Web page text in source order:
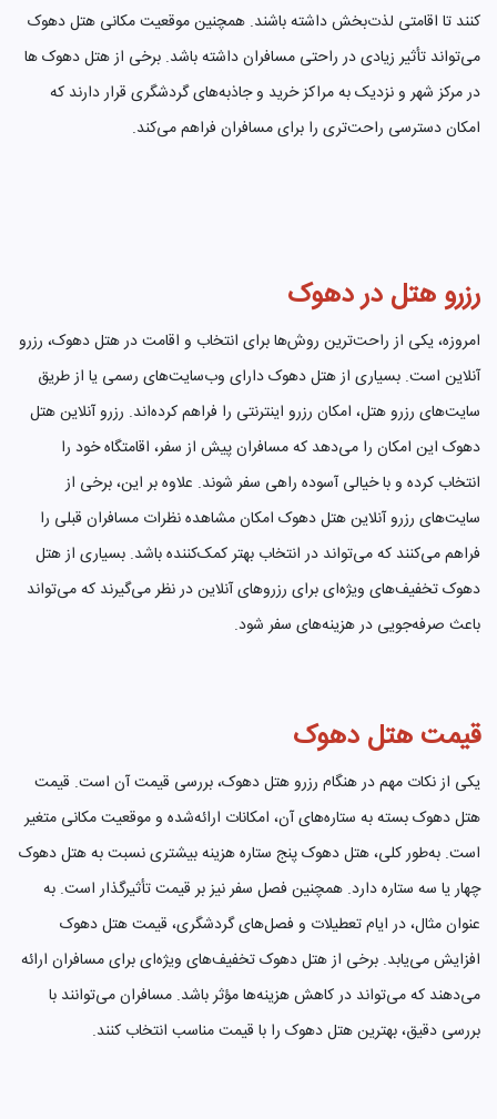
کنند تا اقامتی لذت‌بخش داشته باشند. همچنین موقعیت مکانی هتل دهوک
می‌تواند تأثیر زیادی در راحتی مسافران داشته باشد. برخی از هتل دهوک ها
در مرکز شهر و نزدیک به مراکز خرید و جاذبه‌های گردشگری قرار دارند که
امکان دسترسی راحت‌تری را برای مسافران فراهم می‌کند.
رزرو هتل در دهوک
امروزه، یکی از راحت‌ترین روش‌ها برای انتخاب و اقامت در هتل دهوک، رزرو
آنلاین است. بسیاری از هتل دهوک دارای وب‌سایت‌های رسمی یا از طریق
سایت‌های رزرو هتل، امکان رزرو اینترنتی را فراهم کرده‌اند. رزرو آنلاین هتل
دهوک این امکان را می‌دهد که مسافران پیش از سفر، اقامتگاه خود را
انتخاب کرده و با خیالی آسوده راهی سفر شوند. علاوه بر این، برخی از
سایت‌های رزرو آنلاین هتل دهوک امکان مشاهده نظرات مسافران قبلی را
فراهم می‌کنند که می‌تواند در انتخاب بهتر کمک‌کننده باشد. بسیاری از هتل
دهوک تخفیف‌های ویژه‌ای برای رزروهای آنلاین در نظر می‌گیرند که می‌تواند
باعث صرفه‌جویی در هزینه‌های سفر شود.
قیمت هتل دهوک
یکی از نکات مهم در هنگام رزرو هتل دهوک، بررسی قیمت آن است. قیمت
هتل دهوک بسته به ستاره‌های آن، امکانات ارائه‌شده و موقعیت مکانی متغیر
است. به‌طور کلی، هتل دهوک پنج ستاره هزینه بیشتری نسبت به هتل دهوک
چهار یا سه ستاره دارد. همچنین فصل سفر نیز بر قیمت تأثیرگذار است. به
عنوان مثال، در ایام تعطیلات و فصل‌های گردشگری، قیمت هتل دهوک
افزایش می‌یابد. برخی از هتل دهوک تخفیف‌های ویژه‌ای برای مسافران ارائه
می‌دهند که می‌تواند در کاهش هزینه‌ها مؤثر باشد. مسافران می‌توانند با
بررسی دقیق، بهترین هتل دهوک را با قیمت مناسب انتخاب کنند.